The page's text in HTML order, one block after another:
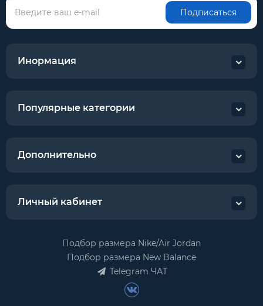
Подписаться
Инормация
Популярные категории
Дополнительно
Личный кабинет
Подбор размера Nike/Air Jordan
Подбор размера New Balance
Telegram ЧАТ